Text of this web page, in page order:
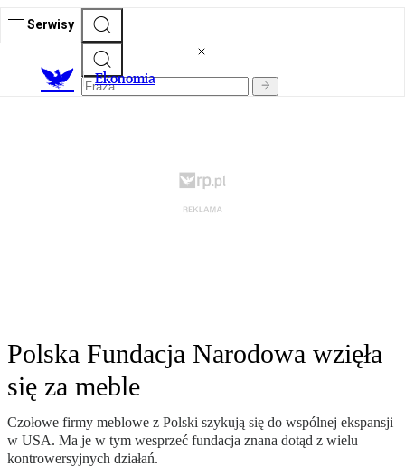
Serwisy
Ekonomia
Polska Fundacja Narodowa wzięła
się za meble
Czołowe firmy meblowe z Polski szykują się do wspólnej ekspansji
w USA. Ma je w tym wesprzeć fundacja znana dotąd z wielu
kontrowersyjnych działań.